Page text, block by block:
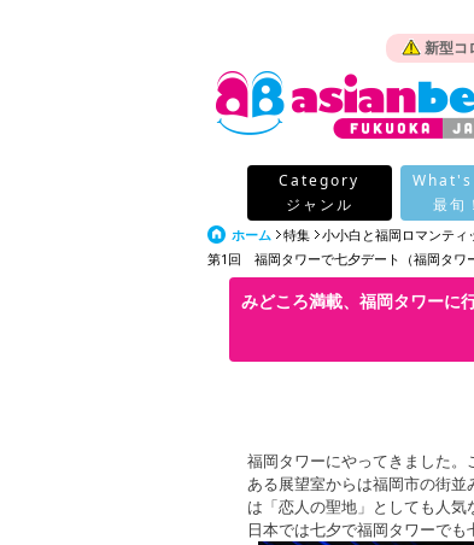
新型コ
Category
ジャンル
最旬
ホーム 特集
小小白と福岡ロマンテ
第1回 福岡タワーで七夕デート（福岡タワ
みどころ満載、福岡タワーに
福岡タワーにやってきました
ある展望室からは福岡市の街
は「恋人の聖地」としても人気
日本では七夕で福岡タワーでも